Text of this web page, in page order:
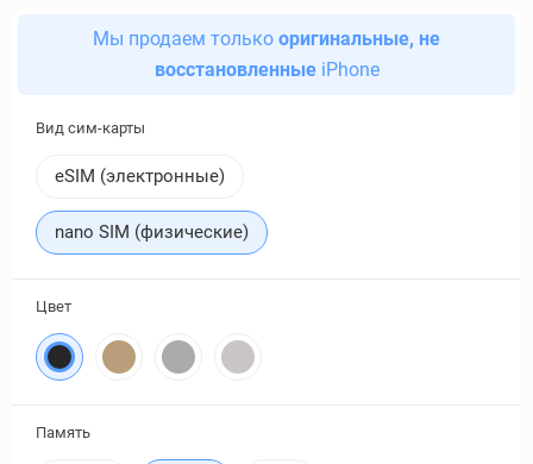
Мы продаем только оригинальные, не
восстановленныеiPhone
Вид сим-карты
eSIM (электронные)
nano SIM (физические)
Цвет
Память